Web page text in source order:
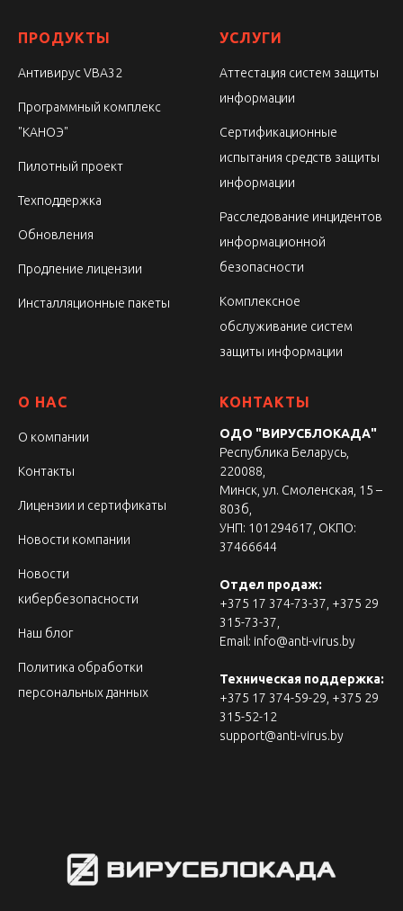
ПРОДУКТЫ
Антивирус VBA32
Программный комплекс
"КАНОЭ"
Пилотный проект
Техподдержка
Обновления
Продление лицензии
Инсталляционные пакеты
УСЛУГИ
Аттестация систем защиты
информации
Сертификационные
испытания средств защиты
информации
Расследование инцидентов
информационной
безопасности
Комплексное
обслуживание систем
защиты информации
О НАС
О компании
Контакты
Лицензии и сертификаты
Новости компании
Новости
кибербезопасности
Наш блог
Политика обработки
персональных данных
КОНТАКТЫ
ОДО "ВИРУСБЛОКАДА"
Республика Беларусь,
220088,
Минск, ул. Смоленская, 15 –
803б,
УНП: 101294617, ОКПО:
37466644
Отдел продаж:
+375 17 374-73-37, +375 29
315-73-37,
Email: info@anti-virus.by
Техническая поддержка:
+375 17 374-59-29, +375 29
315-52-12
support@anti-virus.by